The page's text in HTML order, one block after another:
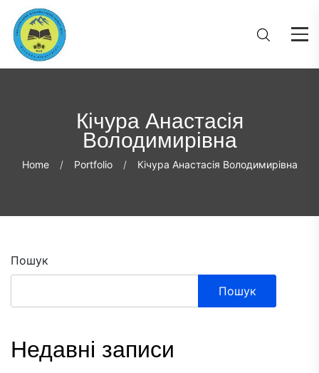
Кічура Анастасія
Володимирівна
Home Portfolio Кічура Анастасія Володимирівна
Пошук
Пошук
Недавні записи